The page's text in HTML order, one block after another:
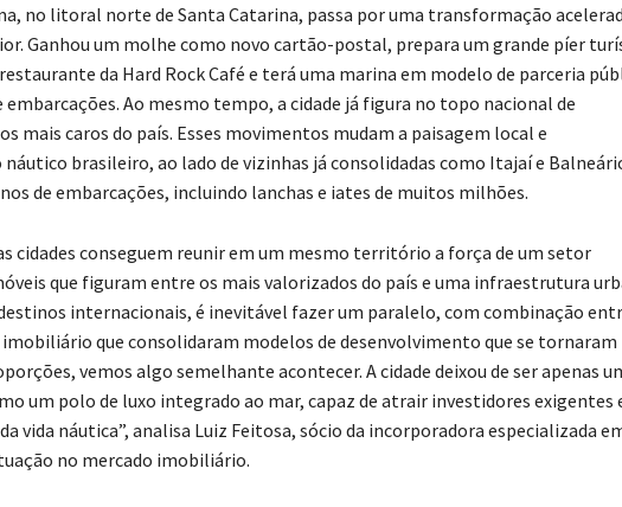
no litoral norte de Santa Catarina, passa por uma transformação
Ganhou um molhe como novo cartão-postal, prepara um grande píer
da Hard Rock Café e terá uma marina em modelo de parceria
Ao mesmo tempo, a cidade já figura no topo nacional de
mais caros do país. Esses movimentos mudam a paisagem local e
brasileiro, ao lado de vizinhas já consolidadas como Itajaí e
de embarcações, incluindo lanchas e iates de muitos milhões.
cidades conseguem reunir em um mesmo território a força de um setor
que figuram entre os mais valorizados do país e uma infraestrutura
internacionais, é inevitável fazer um paralelo, com combinação
que consolidaram modelos de desenvolvimento que se tornaram
vemos algo semelhante acontecer. A cidade deixou de ser apenas
um polo de luxo integrado ao mar, capaz de atrair investidores exigentes
vida náutica”, analisa Luiz Feitosa, sócio da incorporadora especializada
no mercado imobiliário.